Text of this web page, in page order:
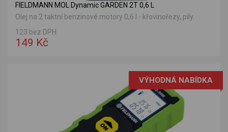
FIELDMANN MOL Dynamic GARDEN 2T 0,6 L
Olej na 2 taktní benzinové motory 0,6 l - křovinořezy, pily.
123 bez DPH
149 Kč
VÝHODNÁ NABÍDKA